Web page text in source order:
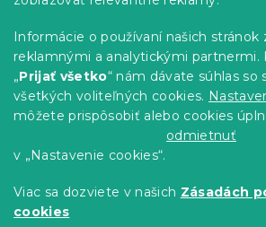
Informácie o používaní našich stránok
reklamnými a analytickými partnermi.
„Prijať všetko“ nám dávate súhlas so
všetkých voliteľných cookies.
môžete prispôsobiť alebo cookies
odmietnuť
v „Nastavenie cookies“.
Viac sa dozviete v našich Zásadách
cookies
k
y
v
ý
p
i
s
u
Reklamácie a vrátenie tovaru
Kontakty
Obchodné podmienky
Podmienky ochrany osobných
Pre partnerov